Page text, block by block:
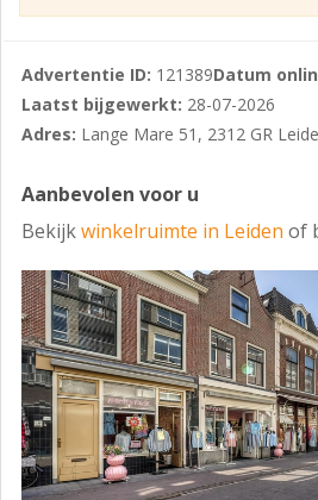
Hooigracht en parkeergarage
OPLEVERINGSNIVEAU
Het onroerend goed wordt ‘as is
KOOPSOM
€ 999.500,00 k.k.
OMZETBELASTING
Het betreft hier een niet met
AANVAARDING
In overleg.
COURTAGE
Mocht door bemiddeling van
Advertentie ID: 121389Datum
Laatst bijgewerkt: 28-07-2026
Adres: Lange Mare 51, 2312 GR
Aanbevolen voor u
Bekijkwinkelruimte in Leiden of